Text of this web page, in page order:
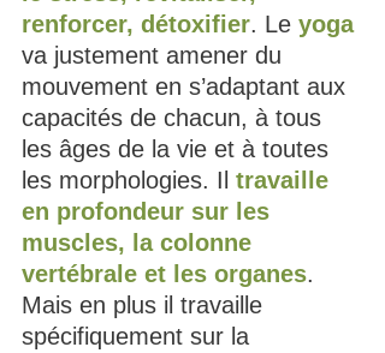
renforcer, détoxifier. Le yoga
va justement amener du
mouvement en s’adaptant aux
capacités de chacun, à tous
les âges de la vie et à toutes
les morphologies. Il travaille
en profondeur sur les
muscles, la colonne
vertébrale et les organes.
Mais en plus il travaille
spécifiquement sur la